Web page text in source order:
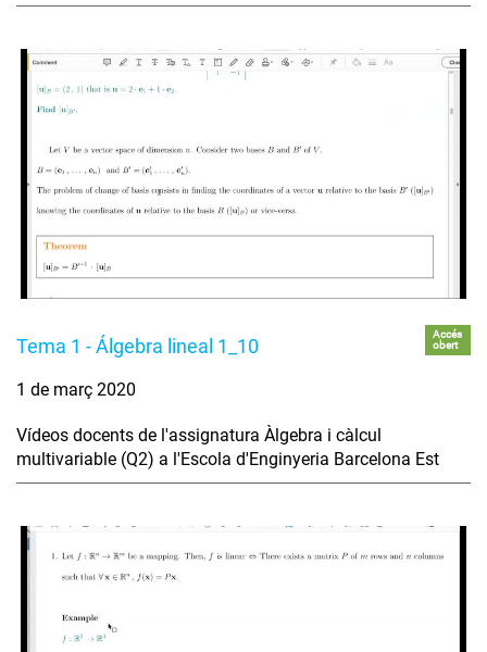
Tema 1 - Álgebra lineal 1_10
Accés
obert
1 de març 2020
Vídeos docents de l'assignatura Àlgebra i càlcul
multivariable (Q2) a l'Escola d'Enginyeria Barcelona Est